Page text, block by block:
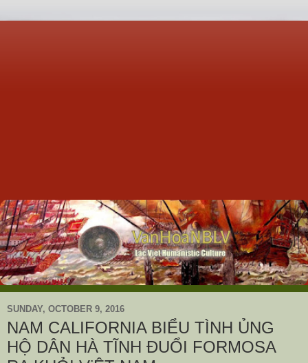
SUNDAY, OCTOBER 9, 2016
NAM CALIFORNIA BIỂU TÌNH ỦNG
HỘ DÂN HÀ TĨNH ĐUỔI FORMOSA